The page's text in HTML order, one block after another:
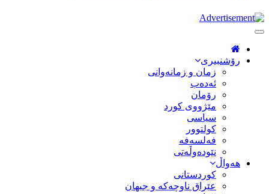
Toggle
Navigation
رۆشنبیری
زمان و زمانه‌وانی
ئەدەب
رۆمان
مێژووى کورد
سیاسى
کولتوور
فەلسەفە
نێودەوڵەتی
هەواڵ
کوردستانی
عێراق ناوچەکە و جیهان